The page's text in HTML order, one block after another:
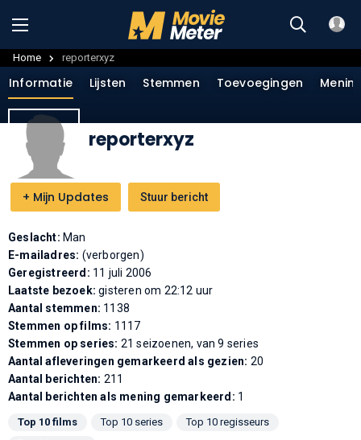
Home reporterxyz
+ Mijn Updates Stuur bericht
Informatie Lijsten Stemmen Toevoegingen
reporterxyz
Geslacht: Man
E-mailadres: (verborgen)
Geregistreerd: 11 juli 2006
Laatste bezoek:gisteren om 22:12 uur
Aantal stemmen: 1138
Stemmen op films: 1117
Stemmen op series: 21 seizoenen, van 9 series
Aantal afleveringen gemarkeerd als gezien: 20
Aantal berichten: 211
Aantal berichten als mening gemarkeerd: 1
Top 10 films Top 10 series
Top 10 regisseurs